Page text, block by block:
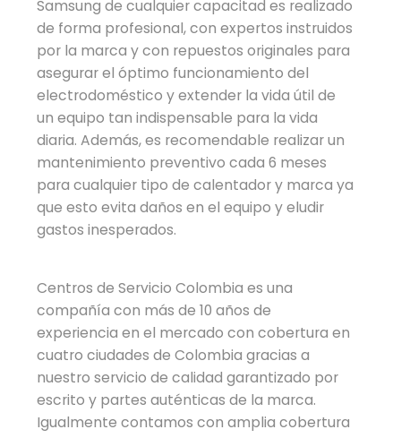
Samsung de cualquier capacitad es realizado
de forma profesional, con expertos instruidos
por la marca y con repuestos originales para
asegurar el óptimo funcionamiento del
electrodoméstico y extender la vida útil de
un equipo tan indispensable para la vida
diaria. Además, es recomendable realizar un
mantenimiento preventivo cada 6 meses
para cualquier tipo de calentador y marca ya
que esto evita daños en el equipo y eludir
gastos inesperados.
Centros de Servicio Colombia es una
compañía con más de 10 años de
experiencia en el mercado con cobertura en
cuatro ciudades de Colombia gracias a
nuestro servicio de calidad garantizado por
escrito y partes auténticas de la marca.
Igualmente contamos con amplia cobertura